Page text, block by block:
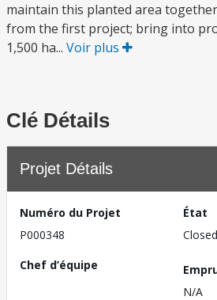
maintain this planted area
from the first project; bring into
1,500 ha... Voir plus
Clé Détails
Projet Détails
Numéro du Projet
P000348
État
Closed
Chef d’équipe
N/A